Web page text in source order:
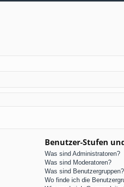
Benutzer-Stufen
Was sind Administratoren?
Was sind Moderatoren?
Was sind Benutzergruppen?
Wo finde ich die